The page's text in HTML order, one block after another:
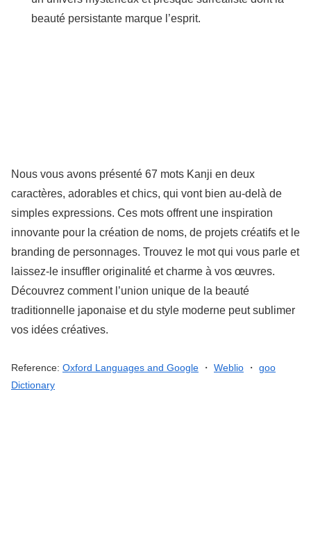
beauté persistante marque l’esprit.
Nous vous avons présenté 67 mots Kanji en deux
caractères, adorables et chics, qui vont bien au-delà de
simples expressions. Ces mots offrent une inspiration
innovante pour la création de noms, de projets créatifs et le
branding de personnages. Trouvez le mot qui vous parle et
laissez-le insuffler originalité et charme à vos œuvres.
Découvrez comment l’union unique de la beauté
traditionnelle japonaise et du style moderne peut sublimer
vos idées créatives.
Reference: Oxford Languages and Google ・ Weblio ・ goo
Dictionary